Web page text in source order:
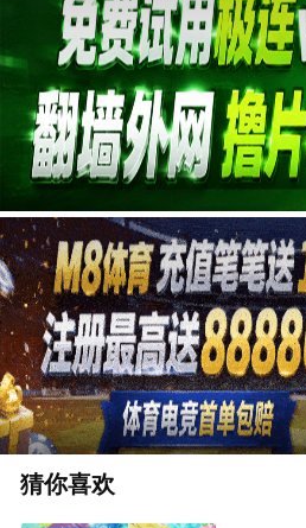
猜你喜欢